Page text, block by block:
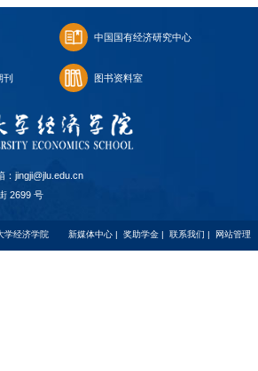
中国国有经济研究中心
刊 图书资料室
jingji@jlu.edu.cn
2699 号
学经济学院 新媒体中心 | 奖助学金 | 联系我们 | 网站管理